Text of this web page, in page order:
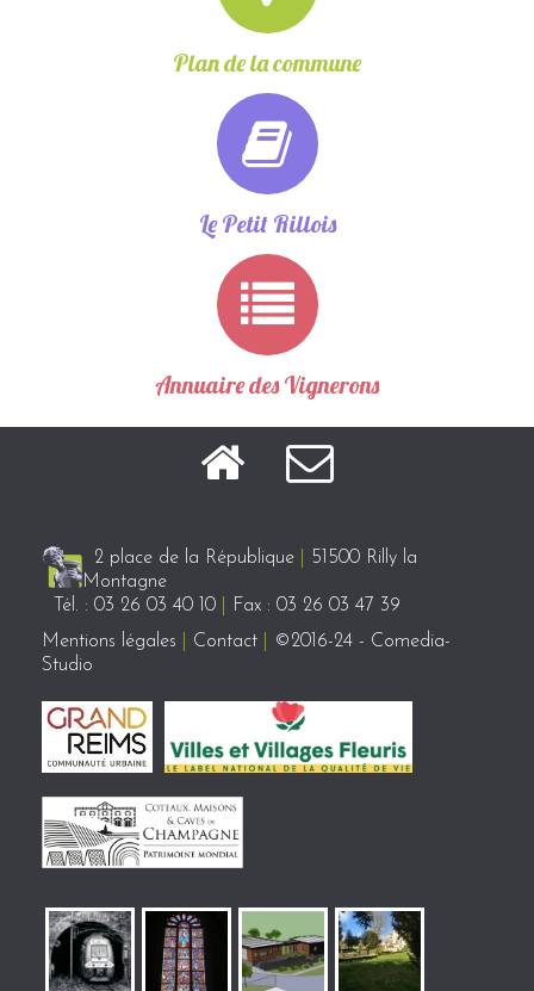
Plan de la commune
Le Petit Rillois
Annuaire des Vignerons
2 place de la République
51500 Rilly la
Montagne
Tél. : 03 26 03 40 10
Fax : 03 26 03 47 39
Mentions légales
Contact
©2016-24 - Comedia-
Studio